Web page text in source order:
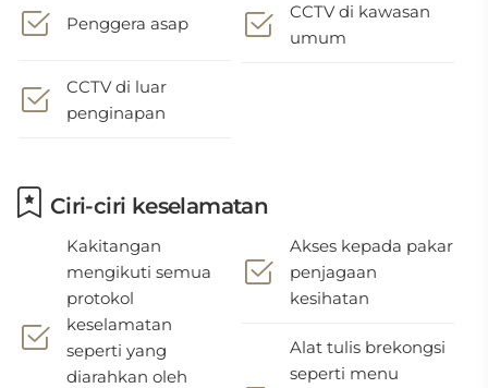
Penggera asap
CCTV di kawasan
umum
CCTV di luar
penginapan
Ciri-ciri keselamatan
Kakitangan
mengikuti semua
protokol
keselamatan
seperti yang
diarahkan oleh
Akses kepada pakar
penjagaan
kesihatan
Alat tulis brekongsi
seperti menu